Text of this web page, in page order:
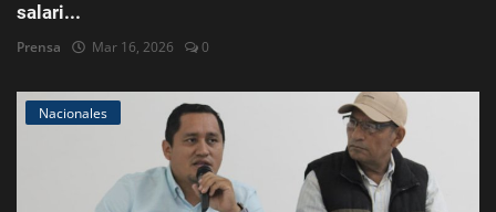
salari...
Prensa Mar 16, 2026 0
Nacionales